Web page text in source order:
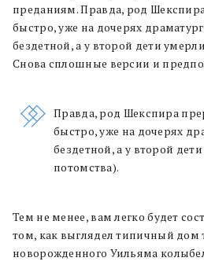
преданиям. Правда, род
быстро, уже на дочерях
бездетной, а у второй дети
Снова сплошные версии и
Правда, род Шекспира
быстро, уже на дочерях
бездетной, а у второй
потомства).
Тем не менее, вам легко будет
том, как выглядел типичный дом
новорожденного Уильяма